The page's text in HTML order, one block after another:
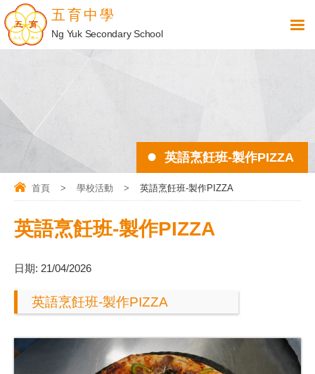
五育中學
Ng Yuk Secondary School
英語烹飪班-製作PIZZA
首頁 > 學校活動 > 英語烹飪班-製作PIZZA
英語烹飪班-製作PIZZA
日期: 21/04/2026
英語烹飪班-製作PIZZA